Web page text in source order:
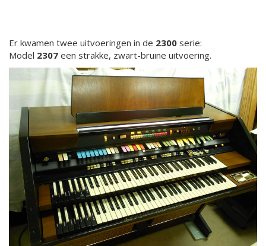
Er kwamen twee uitvoeringen in de 2300 serie:
Model 2307 een strakke, zwart-bruine uitvoering.